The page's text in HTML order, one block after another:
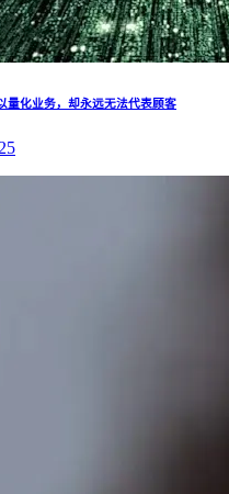
量化业务，却永远无法代表顾客